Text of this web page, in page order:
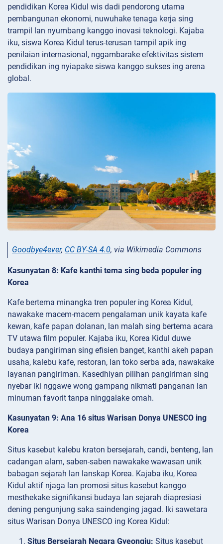
pendidikan Korea Kidul wis dadi pendorong utama
pembangunan ekonomi, nuwuhake tenaga kerja sing
trampil lan nyumbang kanggo inovasi teknologi. Kajaba
iku, siswa Korea Kidul terus-terusan tampil apik ing
penilaian internasional, nggambarake efektivitas sistem
pendidikan ing nyiapake siswa kanggo sukses ing arena
global.
Goodbye4ever, CC BY-SA 4.0, via Wikimedia Commons
Kasunyatan 8: Kafe kanthi tema sing beda populer ing
Korea
Kafe bertema minangka tren populer ing Korea Kidul,
nawakake macem-macem pengalaman unik kayata kafe
kewan, kafe papan dolanan, lan malah sing bertema acara
TV utawa film populer. Kajaba iku, Korea Kidul duwe
budaya pangiriman sing efisien banget, kanthi akeh papan
usaha, kalebu kafe, restoran, lan toko serba ada, nawakake
layanan pangiriman. Kasedhiyan pilihan pangiriman sing
nyebar iki nggawe wong gampang nikmati panganan lan
minuman favorit tanpa ninggalake omah.
Kasunyatan 9: Ana 16 situs Warisan Donya UNESCO ing
Korea
Situs kasebut kalebu kraton bersejarah, candi, benteng, lan
cadangan alam, saben-saben nawakake wawasan unik
babagan sejarah lan lanskap Korea. Kajaba iku, Korea
Kidul aktif njaga lan promosi situs kasebut kanggo
mesthekake signifikansi budaya lan sejarah diapresiasi
dening pengunjung saka saindenging jagad. Iki sawetara
situs Warisan Donya UNESCO ing Korea Kidul:
Situs Bersejarah Negara Gyeongju: Situs kasebut